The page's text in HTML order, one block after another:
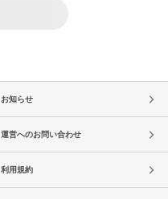
お知らせ
運営へのお問い合わせ
利用規約